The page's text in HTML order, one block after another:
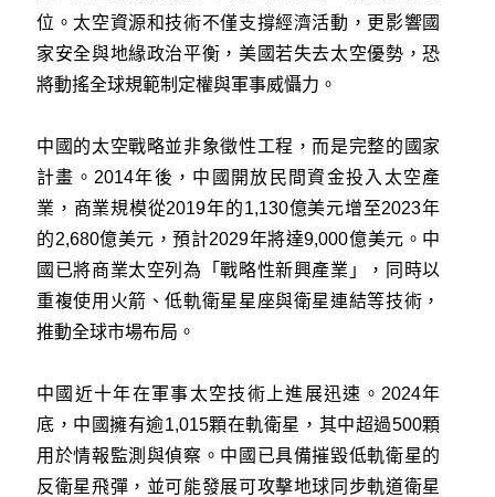
位。太空資源和技術不僅支撐經濟活動，更影響國
家安全與地緣政治平衡，美國若失去太空優勢，恐
將動搖全球規範制定權與軍事威懾力。
中國的太空戰略並非象徵性工程，而是完整的國家
計畫。2014年後，中國開放民間資金投入太空產
業，商業規模從2019年的1,130億美元增至2023年
的2,680億美元，預計2029年將達9,000億美元。中
國已將商業太空列為「戰略性新興產業」，同時以
重複使用火箭、低軌衛星星座與衛星連結等技術，
推動全球市場布局。
中國近十年在軍事太空技術上進展迅速。2024年
底，中國擁有逾1,015顆在軌衛星，其中超過500顆
用於情報監測與偵察。中國已具備摧毀低軌衛星的
反衛星飛彈，並可能發展可攻擊地球同步軌道衛星